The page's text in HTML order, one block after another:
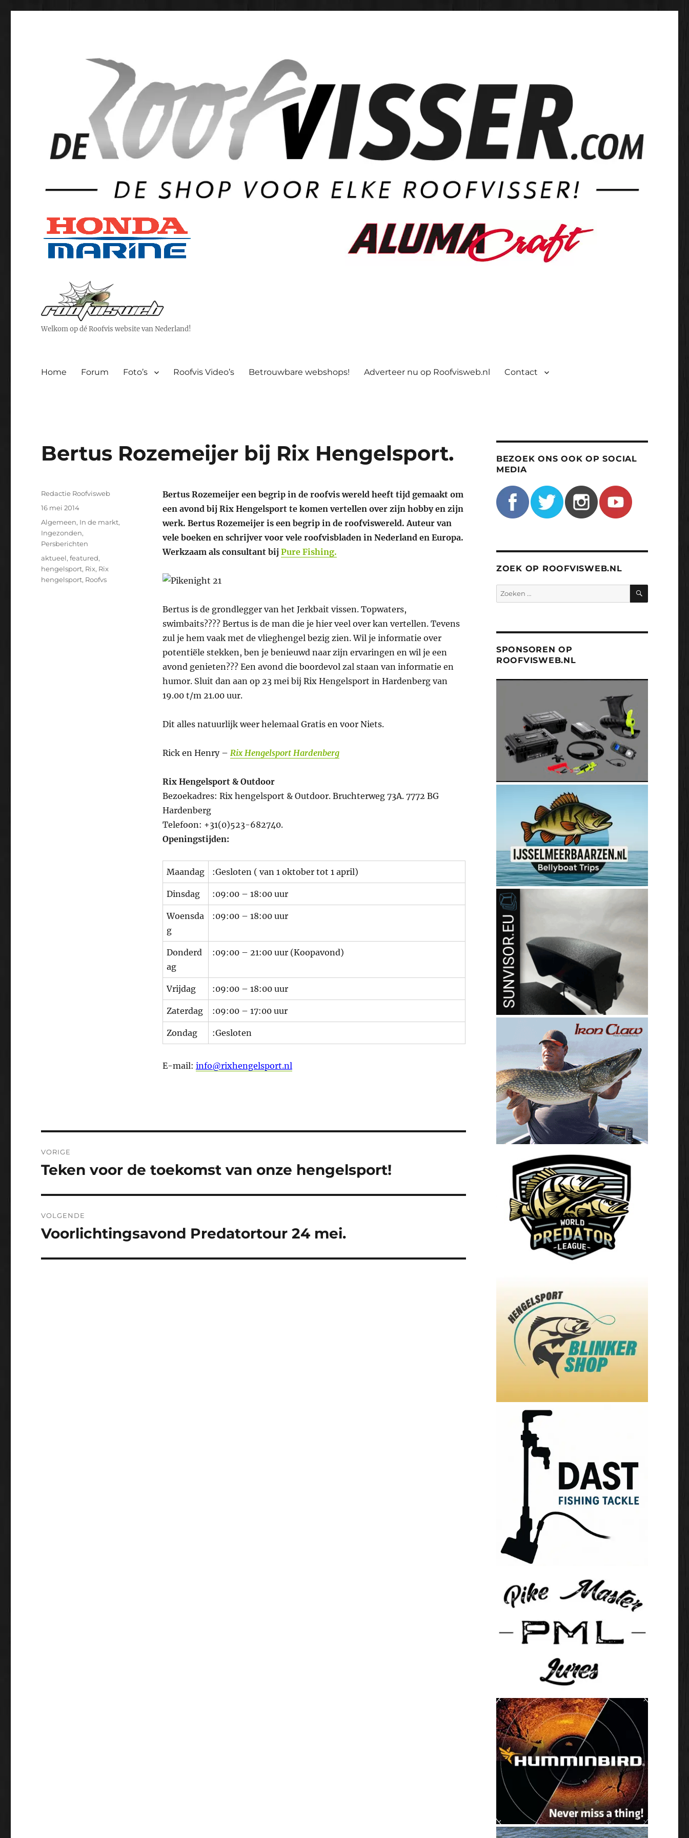
Welkom op dé Roofvis website van Nederland!
Home Forum Foto’s Roofvis Video’s Betrouwbare webshops! Adverteer nu op Roofvisweb.nl Contact
Bertus Rozemeijer bij Rix Hengelsport.
Bertus Rozemeijer een begrip in de roofvis wereld heeft tijd gemaakt om
een avond bij Rix Hengelsport te komen vertellen over zijn hobby en zijn
werk. Bertus Rozemeijer is een begrip in de roofviswereld. Auteur van
vele boeken en schrijver voor vele roofvisbladen in Nederland en Europa.
Werkzaam als consultant bij Pure Fishing.
Bertus is de grondlegger van het Jerkbait vissen. Topwaters,
swimbaits???? Bertus is de man die je hier veel over kan vertellen. Tevens
zul je hem vaak met de vlieghengel bezig zien. Wil je informatie over
potentiële stekken, ben je benieuwd naar zijn ervaringen en wil je een
avond genieten??? Een avond die boordevol zal staan van informatie en
humor. Sluit dan aan op 23 mei bij Rix Hengelsport in Hardenberg van
19.00 t/m 21.00 uur.
Dit alles natuurlijk weer helemaal Gratis en voor Niets.
Rick en Henry – Rix Hengelsport Hardenberg
Rix Hengelsport & Outdoor
Bezoekadres: Rix hengelsport & Outdoor. Bruchterweg 73A. 7772 BG
Hardenberg
Telefoon: +31(0)523-682740.
Openingstijden:
Maandag :Gesloten ( van 1 oktober tot 1 april)
Dinsdag :09:00 – 18:00 uur
Woensda
g
:09:00 – 18:00 uur
Donderd
ag
:09:00 – 21:00 uur (Koopavond)
Vrijdag :09:00 – 18:00 uur
Zaterdag :09:00 – 17:00 uur
Zondag :Gesloten
E-mail: info@rixhengelsport.nl
Auteur
Redactie Roofvisweb
Geplaatst
op
16 mei 2014
Categorieën
Algemeen, In de markt,
Ingezonden,
Persberichten
Tags
aktueel,featured,
hengelsport, Rix, Rix
hengelsport, Roofvs
navigatie
VORIGE
Vorig
Teken voor de toekomst van onze hengelsport!
VOLGENDE
Volgend
Voorlichtingsavond Predatortour 24 mei.
BEZOEK ONS OOK OP SOCIAL
MEDIA
ZOEK OP ROOFVISWEB.NL
Zoeken
naar:
ZOEKEN
SPONSOREN OP
ROOFVISWEB.NL